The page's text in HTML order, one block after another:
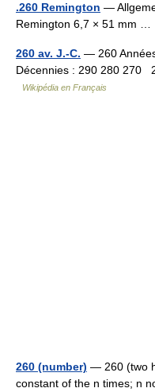
.260 Remington —
Remington 6,7 × 51 mm …
260 av. J.-C. — 260
Décennies : 290 280 270
Wikipédia en Français
260 (number) — 260 (two
constant of the n times; n